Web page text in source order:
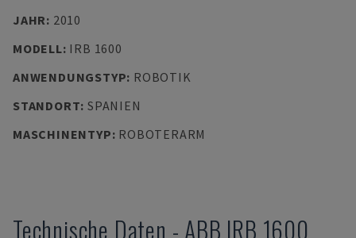
JAHR: 2010
MODELL: IRB 1600
ANWENDUNGSTYP: ROBOTIK
STANDORT: SPANIEN
MASCHINENTYP: ROBOTERARM
Technische Daten - ABB IRB 1600